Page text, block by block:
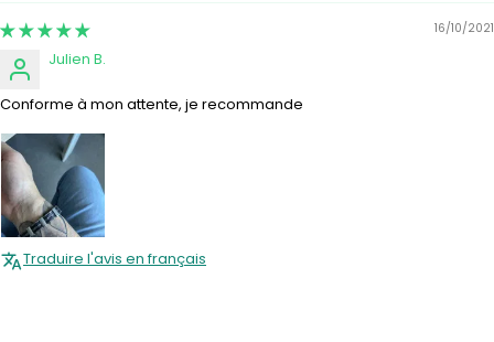
16/10/2021
Julien B.
Conforme à mon attente, je recommande
Traduire l'avis en français